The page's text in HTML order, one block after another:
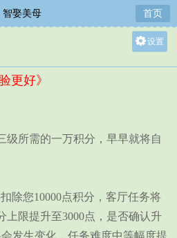
智娶美母 首页
设置
更好》
所需的一万积分，早早就将自
您10000点积分，客厅任务将
上限提升至3000点，是否确认升
发生变化，任务难度中等幅度提